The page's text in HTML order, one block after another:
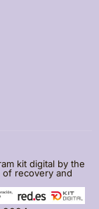
kit digital by the
recovery and